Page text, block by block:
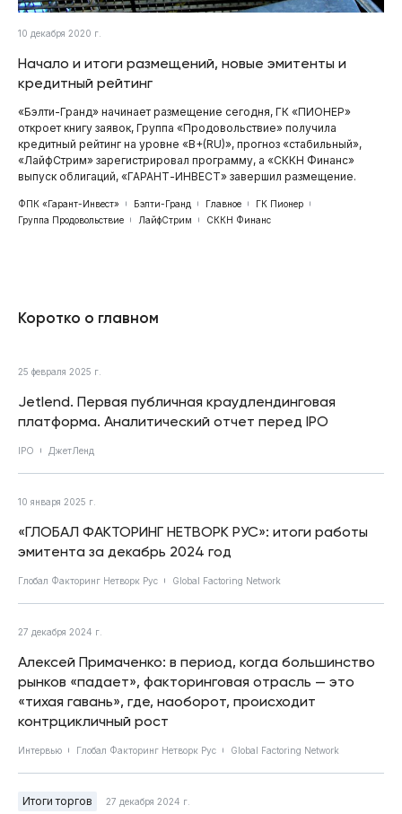
10 декабря 2020 г.
Начало и итоги размещений, новые эмитенты и
кредитный рейтинг
«Бэлти-Гранд» начинает размещение сегодня, ГК «ПИОНЕР»
откроет книгу заявок, Группа «Продовольствие» получила
кредитный рейтинг на уровне «B+(RU)», прогноз «стабильный»,
«ЛайфСтрим» зарегистрировал программу, а «СККН Финанс»
выпуск облигаций, «ГАРАНТ-ИНВЕСТ» завершил размещение.
ФПК «Гарант-Инвест» Бэлти-Гранд Главное
ГК Пионер
Группа Продовольствие
ЛайфСтрим СККН Финанс
Коротко о главном
25 февраля 2025 г.
Jetlend. Первая публичная краудлендинговая
платформа. Аналитический отчет перед IPO
IPO ДжетЛенд
10 января 2025 г.
«ГЛОБАЛ ФАКТОРИНГ НЕТВОРК РУС»: итоги работы
эмитента за декабрь 2024 год
Глобал Факторинг Нетворк Рус Global Factoring Network
27 декабря 2024 г.
Алексей Примаченко: в период, когда большинство
рынков «падает», факторинговая отрасль — это
«тихая гавань», где, наоборот, происходит
контрцикличный рост
Интервью Глобал Факторинг Нетворк Рус Global Factoring Network
Итоги торгов 27 декабря 2024 г.